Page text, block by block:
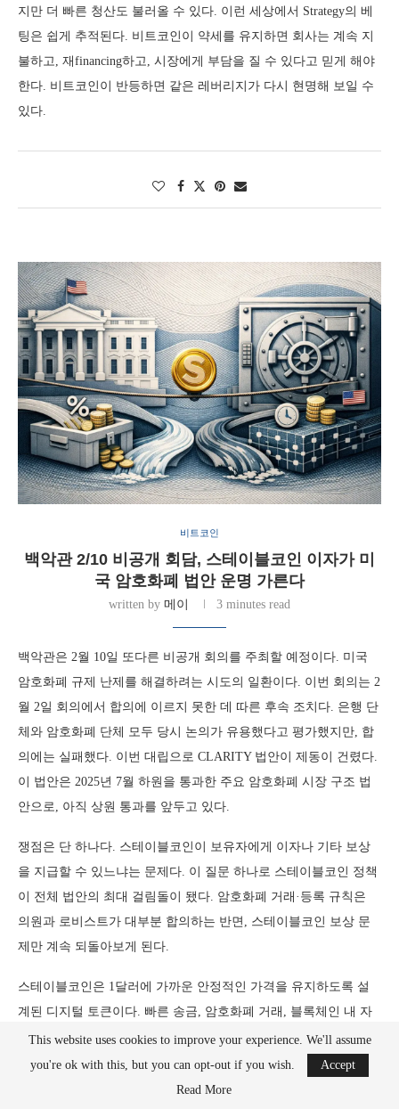
지만 더 빠른 청산도 불러올 수 있다. 이런 세상에서 Strategy의 베
팅은 쉽게 추적된다. 비트코인이 약세를 유지하면 회사는 계속 지
불하고, 재financing하고, 시장에게 부담을 질 수 있다고 믿게 해야
한다. 비트코인이 반등하면 같은 레버리지가 다시 현명해 보일 수
있다.
비트코인
백악관 2/10 비공개 회담, 스테이블코인 이자가 미
국 암호화폐 법안 운명 가른다
written by 메이 3 minutes read
백악관은 2월 10일 또다른 비공개 회의를 주최할 예정이다. 미국
암호화폐 규제 난제를 해결하려는 시도의 일환이다. 이번 회의는 2
월 2일 회의에서 합의에 이르지 못한 데 따른 후속 조치다. 은행 단
체와 암호화폐 단체 모두 당시 논의가 유용했다고 평가했지만, 합
의에는 실패했다. 이번 대립으로 CLARITY 법안이 제동이 건렸다.
이 법안은 2025년 7월 하원을 통과한 주요 암호화폐 시장 구조 법
안으로, 아직 상원 통과를 앞두고 있다.
쟁점은 단 하나다. 스테이블코인이 보유자에게 이자나 기타 보상
을 지급할 수 있느냐는 문제다. 이 질문 하나로 스테이블코인 정책
이 전체 법안의 최대 걸림돌이 됐다. 암호화폐 거래·등록 규칙은
의원과 로비스트가 대부분 합의하는 반면, 스테이블코인 보상 문
제만 계속 되돌아보게 된다.
스테이블코인은 1달러에 가까운 안정적인 가격을 유지하도록 설
계된 디지털 토큰이다. 빠른 송금, 암호화폐 거래, 블록체인 내 자
금 보관 등에 쓰인다. 많은 발행사가 스테이블코인 1개당 현금이나
단기 미국 국채 등의 준비자산을 보유한다고 주장한다. GENIUS
법안 체계에서 준비자산 규정과 공개 공시義務가 핵심 초점이 됐
This website uses cookies to improve your experience. We'll assume
you're ok with this, but you can opt-out if you wish.
Accept
Read More